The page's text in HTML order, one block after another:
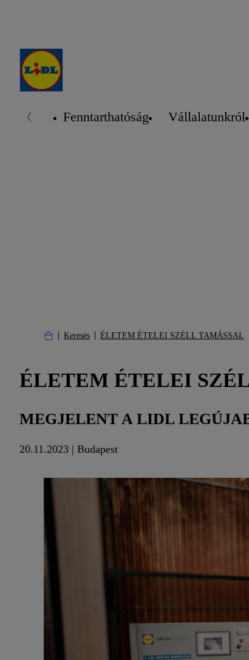
Fenntarthatóság Vállalatunkról
Keresés ÉLETEM ÉTELEI SZÉLL TAMÁSSAL
ÉLETEM ÉTELEI
MEGJELENT A LIDL
20.11.2023 | Budapest